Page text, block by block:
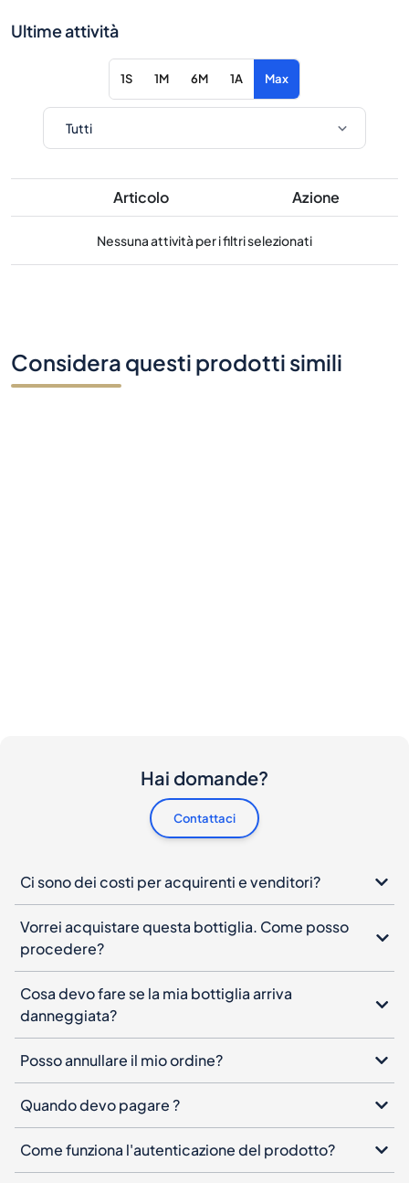
Ultime attività
1S 1M 6M 1A Max
Articolo Azione
Nessuna attività per i filtri selezionati
Considera questi prodotti simili
Hai domande?
Contattaci
Ci sono dei costi per acquirenti e venditori?
Vorrei acquistare questa bottiglia. Come posso
procedere?
Cosa devo fare se la mia bottiglia arriva
danneggiata?
Posso annullare il mio ordine?
Quando devo pagare ?
Come funziona l'autenticazione del prodotto?